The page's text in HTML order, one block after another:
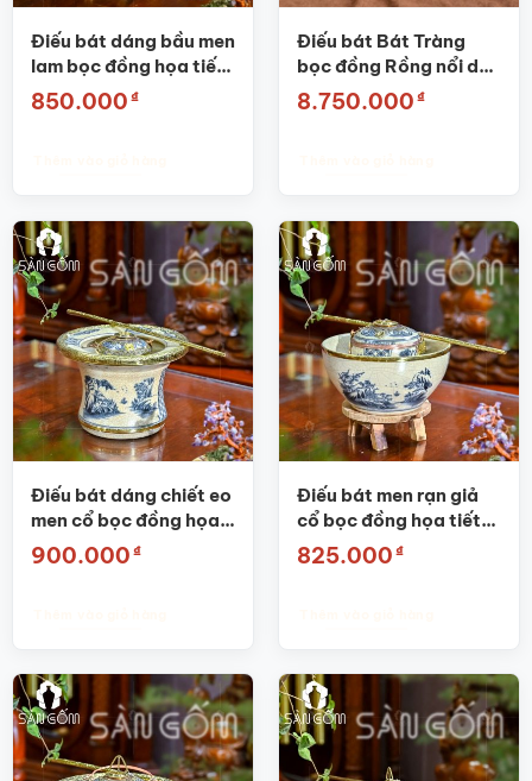
Điếu bát dáng bầu men
lam bọc đồng họa tiết
đình làng SG-DB02
850.000 ₫
Điếu bát Bát Tràng
bọc đồng Rồng nổi dát
vàng cao cấp SG-
DB01
8.750.000 ₫
Điếu bát dáng chiết eo
men cổ bọc đồng họa
tiết Sơn Thủy SG-DB10
900.000 ₫
Điếu bát men rạn giả
cổ bọc đồng họa tiết
sơn thủy SG-DB09
825.000 ₫